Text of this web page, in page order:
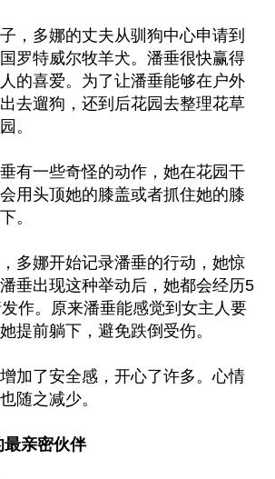
，多娜的丈夫从驯狗中心申请到
罗特威尔牧羊犬。潘垂很快赢得
的喜爱。为了让潘垂能够在户外
去遛狗，还到后花园去整理花草
。
有一些奇怪的动作，她在花园干
用头顶她的膝盖或者抓住她的膝
。
多娜开始记录潘垂的行动，她惊
垂出现这种举动后，她都会经历5
作。原来潘垂能感觉到女主人要
提前躺下，避免跌倒受伤。
加了安全感，开心了许多。心情
随之减少。
亲密伙伴